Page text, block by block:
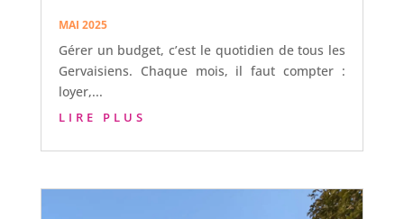
MAI 2025
Gérer un budget, c’est le quotidien de tous les
Gervaisiens. Chaque mois, il faut compter :
loyer,...
LIRE PLUS